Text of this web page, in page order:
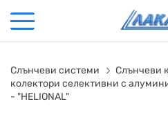
Слънчеви системи Слънчеви
колектори селективни с
- "HELIONAL"